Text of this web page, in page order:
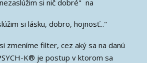
si nič dobré" na
si lásku, dobro, hojnosť..."
zmeníme filter, cez aký sa na danú
K® je postup v ktorom sa